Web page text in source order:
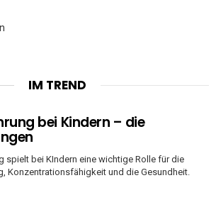
IM TREND
bei Kindern – die
spielt bei KIndern eine wichtige Rolle für die
Konzentrationsfähigkeit und die Gesundheit.